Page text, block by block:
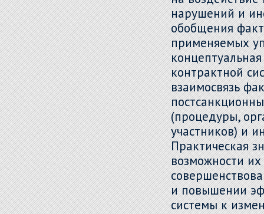
нарушений и
обобщения
применяемых
контрактной
взаимосвязь
(процедуры,
участников) и
Практическая
возможности
и повышении
системы к